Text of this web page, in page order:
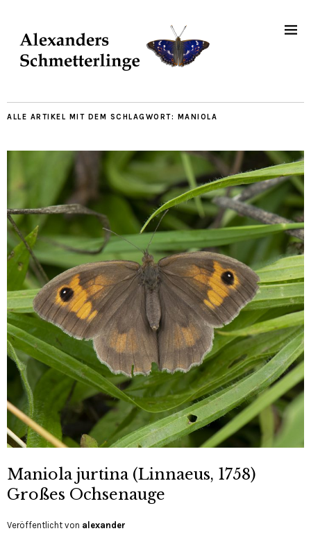
ALLE ARTIKEL MIT DEM SCHLAGWORT: MANIOLA
Maniola jurtina (Linnaeus, 1758)
Großes Ochsenauge
Veröffentlicht von alexander